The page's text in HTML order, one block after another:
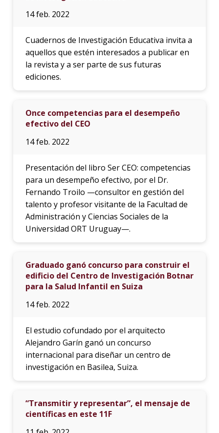
14 feb. 2022
Cuadernos de Investigación Educativa invita a
aquellos que estén interesados a publicar en
la revista y a ser parte de sus futuras
ediciones.
Once competencias para el desempeño
efectivo del CEO
14 feb. 2022
Presentación del libro Ser CEO: competencias
para un desempeño efectivo, por el Dr.
Fernando Troilo —consultor en gestión del
talento y profesor visitante de la Facultad de
Administración y Ciencias Sociales de la
Universidad ORT Uruguay—.
Graduado ganó concurso para construir el
edificio del Centro de Investigación Botnar
para la Salud Infantil en Suiza
14 feb. 2022
El estudio cofundado por el arquitecto
Alejandro Garín ganó un concurso
internacional para diseñar un centro de
investigación en Basilea, Suiza.
“Transmitir y representar”, el mensaje de
científicas en este 11F